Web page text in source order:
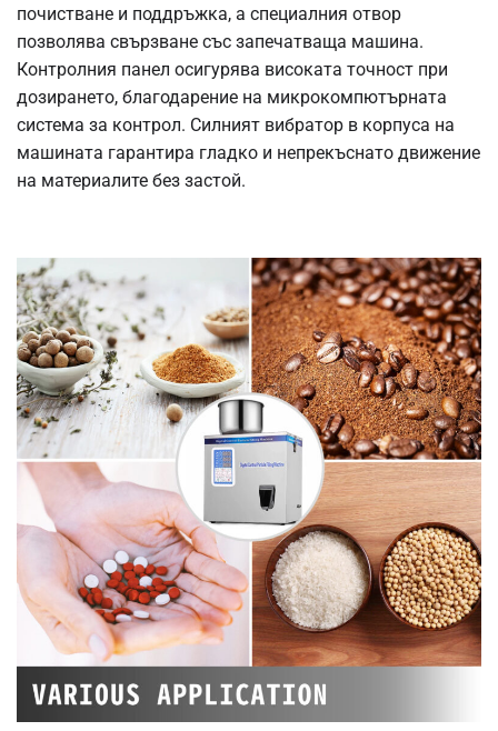
почистване и поддръжка, а специалния отвор
позволява свързване със запечатваща машина.
Контролния панел осигурява високата точност при
дозирането, благодарение на микрокомпютърната
система за контрол. Силният вибратор в корпуса на
машината гарантира гладко и непрекъснато движение
на материалите без застой.